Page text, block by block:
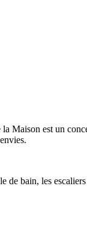
Maison est un
de bain, les